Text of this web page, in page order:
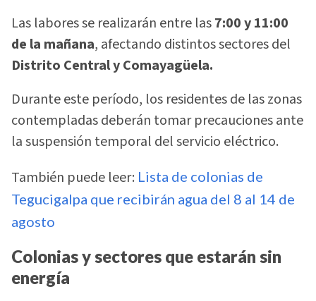
Las labores se realizarán entre las7:00 y 11:00
de la mañana, afectando distintos sectores del
Distrito Central y Comayagüela.
Durante este período, los residentes de las zonas
contempladas deberán tomar precauciones ante
la suspensión temporal del servicio eléctrico.
También puede leer: Lista de colonias de
Tegucigalpa que recibirán agua del 8 al 14 de
agosto
Colonias y sectores que estarán sin
energía